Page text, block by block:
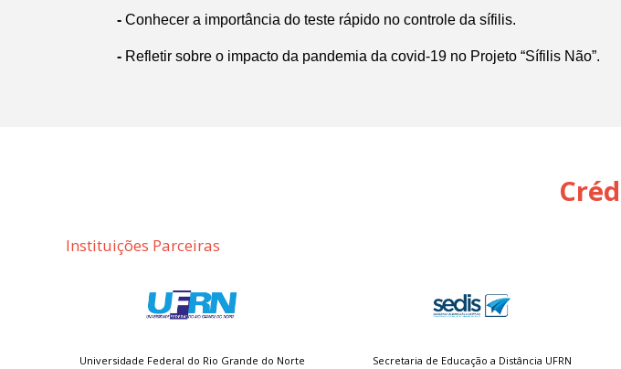
- Conhecer a importância do teste rápido no controle da sífilis.
- Refletir sobre o impacto da pandemia da covid-19 no Projeto “Sífilis Não”.
Instituições Parceiras
Universidade Federal do Rio Grande do Norte Secretaria de Educação a Distância UFRN